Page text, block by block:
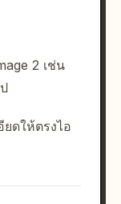
2 เช่น
ดให้ตรงไอ